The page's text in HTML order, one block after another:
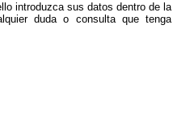
introduzca sus datos dentro de la
duda o consulta que tenga